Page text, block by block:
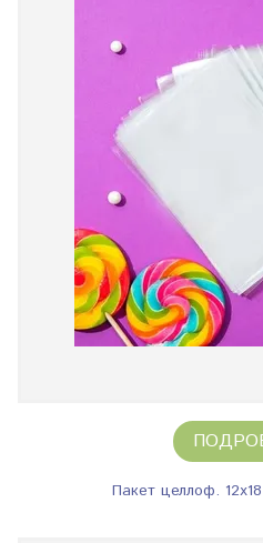
Пакет целлоф.